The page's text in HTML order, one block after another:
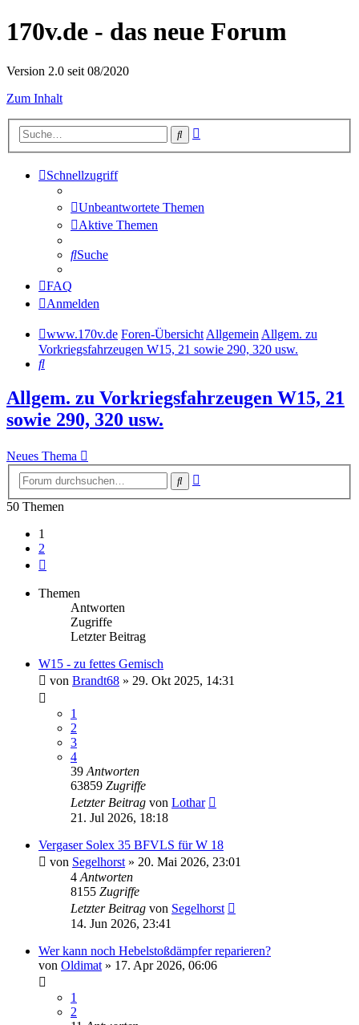
170v.de - das neue Forum
Version 2.0 seit 08/2020
Zum Inhalt
Suche
Schnellzugriff
Unbeantwortete Themen
Aktive Themen
Suche
FAQ
Anmelden
www.170v.de Foren-ÜbersichtAllgemeinAllgem. zu
Vorkriegsfahrzeugen W15, 21 sowie 290, 320 usw.
Suche
Allgem. zu Vorkriegsfahrzeugen W15, 21
sowie 290, 320 usw.
Neues Thema
Suche
50 Themen
1
2
Themen
Antworten
Zugriffe
Letzter Beitrag
W15 - zu fettes Gemisch
von Brandt68 » 29. Okt 2025, 14:31
1
2
3
4
39 Antworten
63859 Zugriffe
Letzter Beitrag von Lothar
21. Jul 2026, 18:18
Vergaser Solex 35 BFVLS für W 18
von Segelhorst » 20. Mai 2026, 23:01
4 Antworten
8155 Zugriffe
Letzter Beitrag von Segelhorst
14. Jun 2026, 23:41
Wer kann noch Hebelstoßdämpfer reparieren?
von Oldimat » 17. Apr 2026, 06:06
1
2